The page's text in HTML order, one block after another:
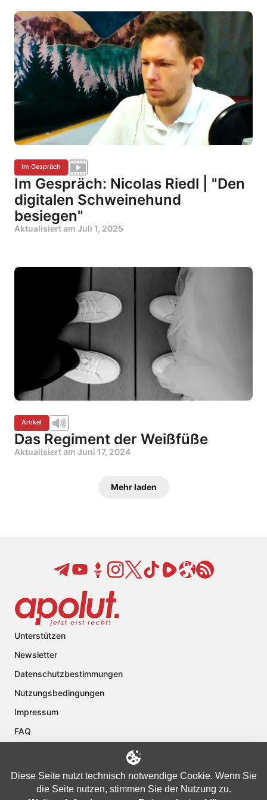
Im Gespräch
Im Gespräch: Nicolas Riedl | "Den
digitalen Schweinehund
besiegen"
Aktualisiert am Juli 1, 2025
Artikel
Das Regiment der Weißfüße
Aktualisiert am Juni 17, 2024
Mehr laden
Unterstützen
Newsletter
Datenschutzbestimmungen
Nutzungsbedingungen
Impressum
FAQ
Diese Seite nutzt technisch notwendige Cookie. Wenn Sie
die Seite nutzen, stimmen Sie der Nutzung zu.